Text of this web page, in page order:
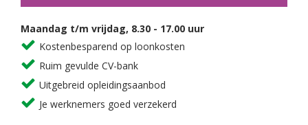
Maandag t/m vrijdag, 8.30 - 17.00 uur
Kostenbesparend op loonkosten
Ruim gevulde CV-bank
Uitgebreid opleidingsaanbod
Je werknemers goed verzekerd